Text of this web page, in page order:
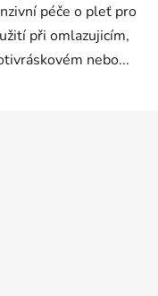
péče o pleť pro
při omlazujicím,
nebo...